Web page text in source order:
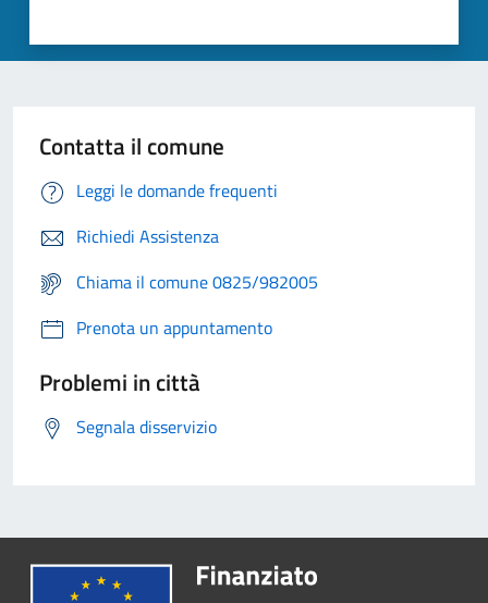
Contatta il comune
Leggi le domande frequenti
Richiedi Assistenza
Chiama il comune 0825/982005
Prenota un appuntamento
Problemi in città
Segnala disservizio